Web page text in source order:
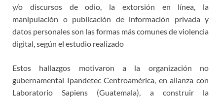
y/o discursos de odio, la extorsión en línea, la
manipulación o publicación de información privada y
datos personales son las formas más comunes de violencia
digital, según el estudio realizado
Estos hallazgos motivaron a la organización no
gubernamental Ipandetec Centroamérica, en alianza con
Laboratorio Sapiens (Guatemala), a construir la